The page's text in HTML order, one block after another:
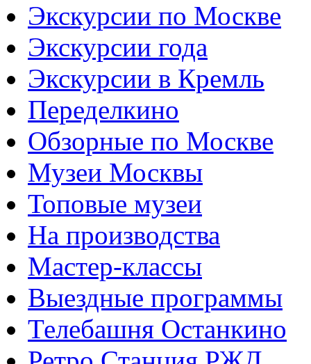
Экскурсии по Москве
Экскурсии года
Экскурсии в Кремль
Переделкино
Обзорные по Москве
Музеи Москвы
Топовые музеи
На производства
Мастер-классы
Выездные программы
Телебашня Останкино